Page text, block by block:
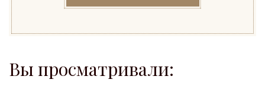
Вы просматривали: